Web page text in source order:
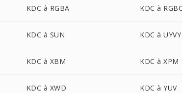
KDC à RGBA KDC à
KDC à SUN KDC à UYVY
KDC à XBM KDC à XPM
KDC à XWD KDC à YUV